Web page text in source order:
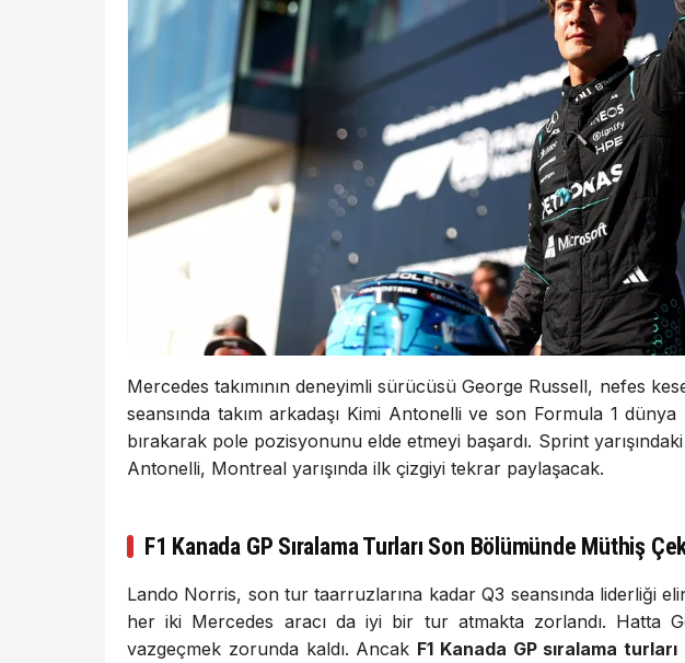
Mercedes takımının deneyimli sürücüsü George Russell, nefes
seansında takım arkadaşı Kimi Antonelli ve son Formula 1
bırakarak pole pozisyonunu elde etmeyi başardı. Sprint
Antonelli, Montreal yarışında ilk çizgiyi tekrar paylaşacak.
F1 Kanada GP Sıralama Turları Son Bölümünde Müthiş
Lando Norris, son tur taarruzlarına kadar Q3 seansında liderliği
her iki Mercedes aracı da iyi bir tur atmakta zorlandı. Hatta
vazgeçmek zorunda kaldı. Ancak F1 Kanada GP sıralama turları